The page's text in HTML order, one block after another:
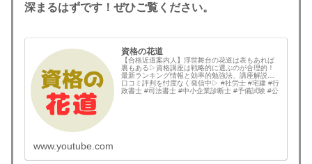
深まるはずです！ぜひご覧ください。
資格の花道
【合格近道案内人】浮世舞台の花道は表もあれば
裏もある▷資格講座は戦略的に選ぶのが合理的！
最新ランキング情報と効率的勉強法、講座解説と
口コミ評判を忖度なく発信中▷ #社労士 #宅建 #行
政書士 #司法書士 #中小企業診断士 #予備試験 #公
www.youtube.com